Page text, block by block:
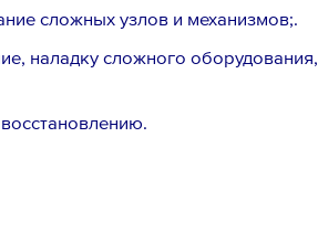
сложных узлов и механизмов;.
наладку сложного оборудования,